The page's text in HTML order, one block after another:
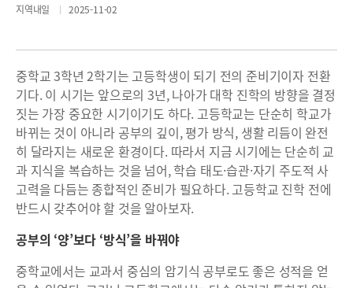
지역내일 2025-11-02
중학교 3학년 2학기는 고등학생이 되기 전의 준비기이자 전환
기다. 이 시기는 앞으로의 3년, 나아가 대학 진학의 방향을 결정
짓는 가장 중요한 시기이기도 하다. 고등학교는 단순히 학교가
바뀌는 것이 아니라 공부의 깊이, 평가 방식, 생활 리듬이 완전
히 달라지는 새로운 환경이다. 따라서 지금 시기에는 단순히 교
과 지식을 복습하는 것을 넘어, 학습 태도·습관·자기 주도적 사
고력을 다듬는 종합적인 준비가 필요하다. 고등학교 진학 전에
반드시 갖추어야 할 것을 알아보자.
공부의 ‘양’보다 ‘방식’을 바꿔야
중학교에서는 교과서 중심의 암기식 공부로도 좋은 성적을 얻